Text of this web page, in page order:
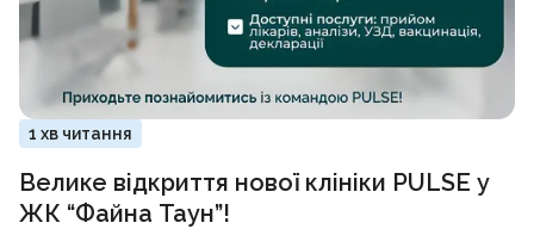
1 хв читання
Велике відкриття нової клініки PULSE у
ЖК “Файна Таун”!